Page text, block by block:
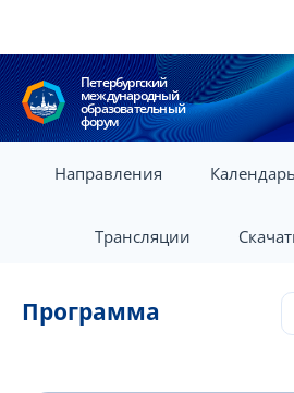
Петербургский
международный
образовательный
форум
Направления Календарь
Трансляции
Программа